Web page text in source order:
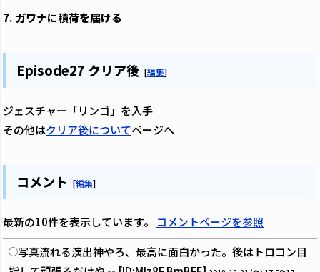
7. ガワナに積荷を届ける
Episode27 クリア後 [編集]
ジェスチャー「リンゴ」を入手
その他はクリア後についてページへ
コメント [編集]
最新の10件を表示しています。 コメントページを参照
写真流れる演出神やろ、最高に面白かった。後はトロコン目